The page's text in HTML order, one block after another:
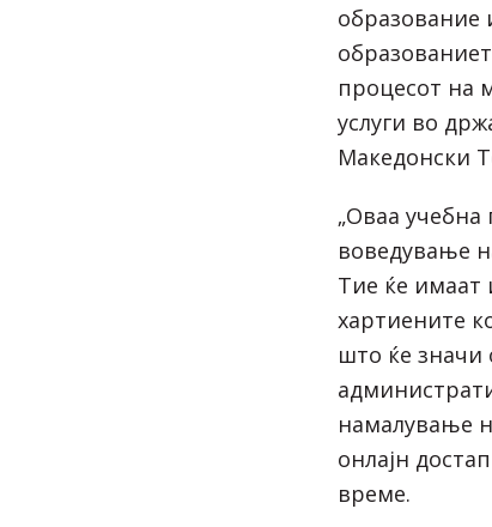
образование
процесот на
услуги во
Македонски
„Оваа
воведување
Тие ќе имаат
хартиените
што ќе значи
намалување
онлајн
време.